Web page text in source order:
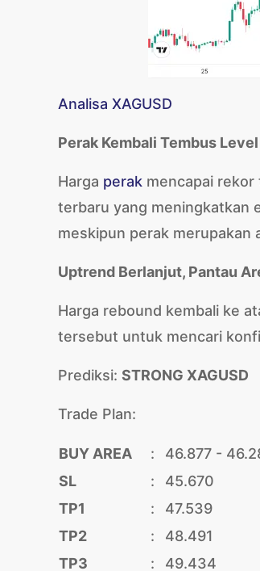
Analisa XAGUSD
Perak Kembali Tembus
Harga perak mencapai rekor
terbaru yang meningkatkan
meskipun perak merupakan
Uptrend Berlanjut, Pantau
Harga rebound kembali ke
tersebut untuk mencari
Prediksi: STRONG XAGUSD
Trade Plan:
BUY AREA :
46.877 -
SL
:
45.670
TP1
:
47.539
TP2
:
48.491
TP3
: 49.434